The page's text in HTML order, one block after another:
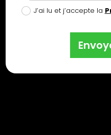
J’ai lu et j’accepte la